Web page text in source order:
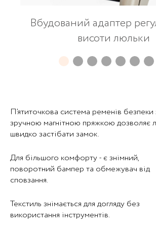
Вбудований адаптер
висоти люльки
П’ятиточкова система ременів безпеки
зручною магнітною пряжкою дозволяє
швидко застібати замок.
Для більшого комфорту - є знімний,
поворотний бампер та обмежувач від
сповзання.
Текстиль знімається для догляду без
використання інструментів.